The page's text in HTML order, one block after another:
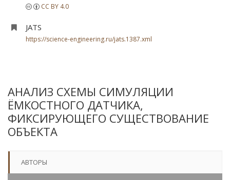
CC BY 4.0
JATS
https://science-engineering.ru/jats.1387.xml
АНАЛИЗ СХЕМЫ СИМУЛЯЦИИ
ЁМКОСТНОГО ДАТЧИКА,
ФИКСИРУЮЩЕГО СУЩЕСТВОВАНИЕ
ОБЪЕКТА
АВТОРЫ